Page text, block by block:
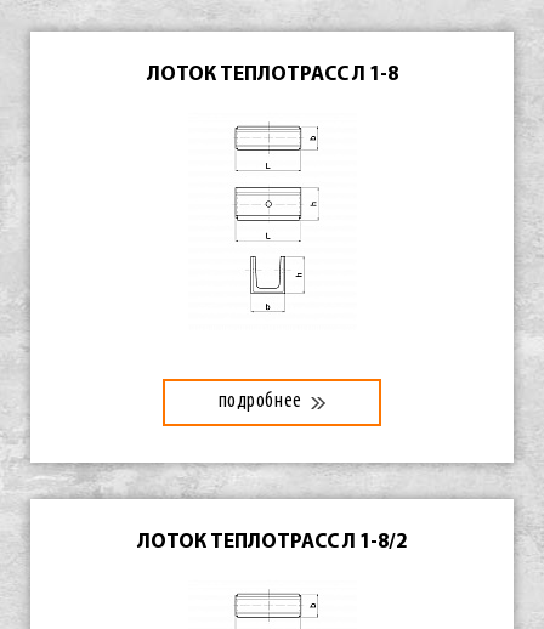
ЛОТОК ТЕПЛОТРАСС Л 1-8
подробнее
ЛОТОК ТЕПЛОТРАСС Л 1-8/2